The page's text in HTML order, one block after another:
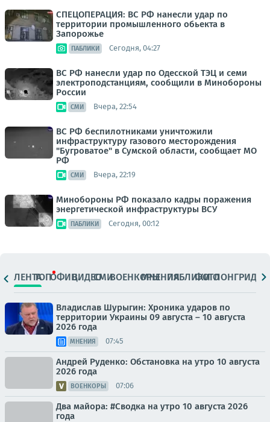
СПЕЦОПЕРАЦИЯ: ВС РФ нанесли удар по
территории промышленного обьекта в
Запорожье
ПАБЛИКИ Сегодня, 04:27
ВС РФ нанесли удар по Одесской ТЭЦ и семи
электроподстанциям, сообщили в Минобороны
России
СМИ Вчера, 22:54
ВС РФ беспилотниками уничтожили
инфраструктуру газового месторождения
"Бугроватое" в Сумской области, сообщает МО
РФ
СМИ Вчера, 22:19
Минобороны РФ показало кадры поражения
энергетической инфраструктуры ВСУ
ПАБЛИКИ Сегодня, 00:12
ЛЕНТАТОПОФИЦ.ВИДЕОСМИВОЕНКОРЫМНЕНИЯПАБЛИКИ
ФОТОЛОНГРИДЫ
Владислав Шурыгин: Хроника ударов по
территории Украины 09 августа – 10 августа
2026 года
МНЕНИЯ 07:45
Андрей Руденко: Обстановка на утро 10 августа
2026 года
ВОЕНКОРЫ 07:06
Два майора: #Сводка на утро 10 августа 2026
года